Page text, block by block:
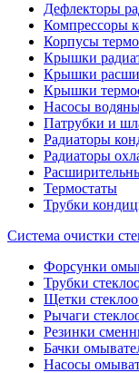
Дефлекторы
Компрессоры
Корпусы
Крышки
Крышки
Крышки
Насосы
Патрубки и
Радиаторы
Радиаторы
Термостаты
Трубки
Система очистки
Форсунки
Трубки
Щетки
Рычаги
Резинки
Бачки
Насосы